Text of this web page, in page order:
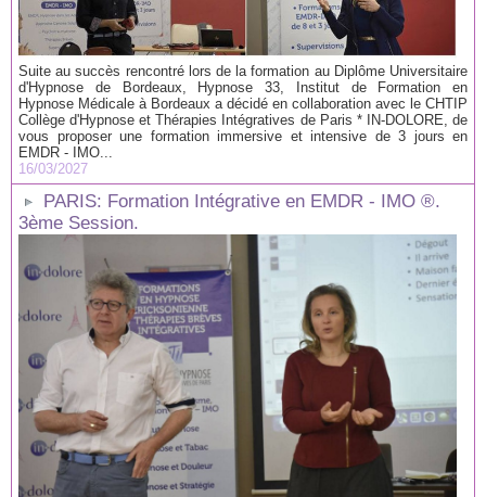
Suite au succès rencontré lors de la formation au Diplôme Universitaire
d'Hypnose de Bordeaux, Hypnose 33, Institut de Formation en
Hypnose Médicale à Bordeaux a décidé en collaboration avec le CHTIP
Collège d'Hypnose et Thérapies Intégratives de Paris * IN-DOLORE, de
vous proposer une formation immersive et intensive de 3 jours en
EMDR - IMO...
16/03/2027
PARIS: Formation Intégrative en EMDR - IMO ®.
3ème Session.